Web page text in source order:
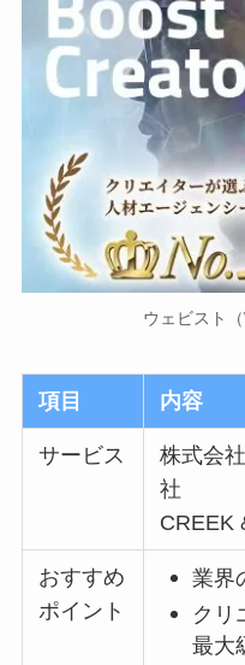
ウェビスト
項目 内容
サービス
株式会
社
CREEK
おすすめ
ポイント
業界
クリ
最大